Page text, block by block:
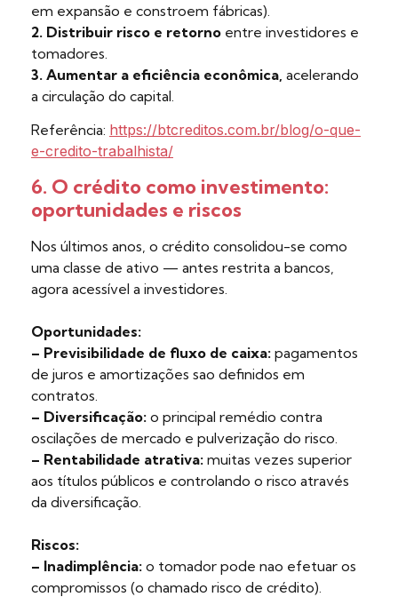
em expansão e constroem fábricas).
2. Distribuir risco e retorno entre investidores e
tomadores.
3. Aumentar a eficiência econômica, acelerando
a circulação do capital.
Referência: https://btcreditos.com.br/blog/o-que-
e-credito-trabalhista/
6. O crédito como investimento:
oportunidades e riscos
Nos últimos anos, o crédito consolidou-se como
uma classe de ativo — antes restrita a bancos,
agora acessível a investidores.
Oportunidades:
– Previsibilidade de fluxo de caixa: pagamentos
de juros e amortizações sao definidos em
contratos.
– Diversificação: o principal remédio contra
oscilações de mercado e pulverização do risco.
– Rentabilidade atrativa: muitas vezes superior
aos títulos públicos e controlando o risco através
da diversificação.
Riscos:
– Inadimplência: o tomador pode nao efetuar os
compromissos (o chamado risco de crédito).